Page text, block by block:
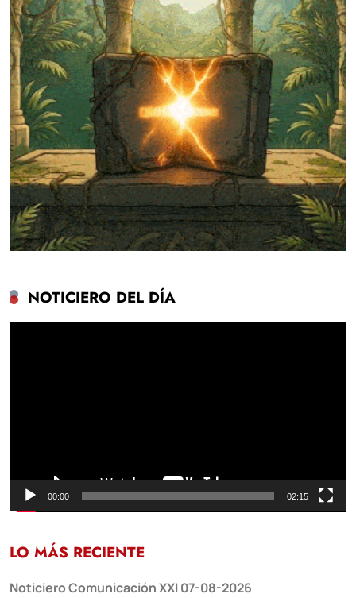
NOTICIERO DEL DÍA
00:00 02:15
LO MÁS RECIENTE
Noticiero Comunicación XXI 07-08-2026